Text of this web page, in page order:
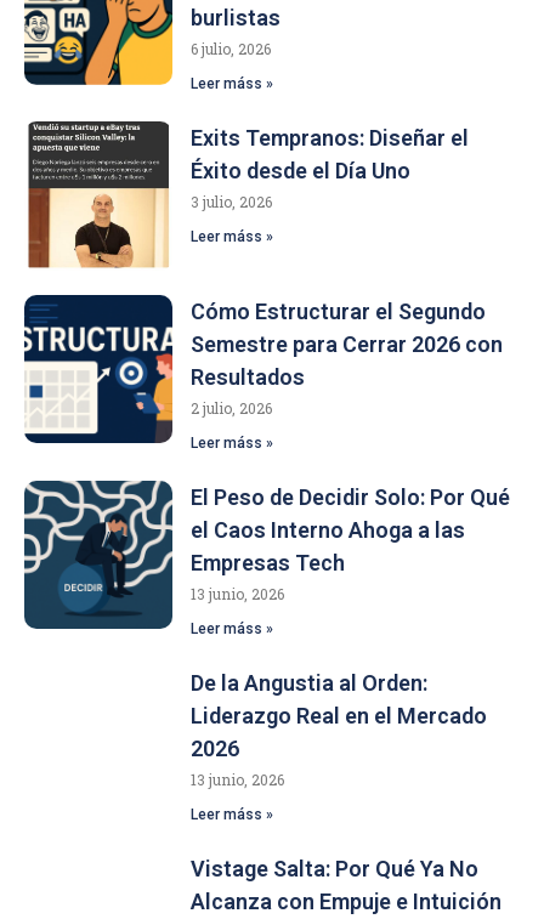
burlistas
6 julio, 2026
Leer máss »
Exits Tempranos: Diseñar el
Éxito desde el Día Uno
3 julio, 2026
Leer máss »
Cómo Estructurar el Segundo
Semestre para Cerrar 2026 con
Resultados
2 julio, 2026
Leer máss »
El Peso de Decidir Solo: Por Qué
el Caos Interno Ahoga a las
Empresas Tech
13 junio, 2026
Leer máss »
De la Angustia al Orden:
Liderazgo Real en el Mercado
2026
13 junio, 2026
Leer máss »
Vistage Salta: Por Qué Ya No
Alcanza con Empuje e Intuición